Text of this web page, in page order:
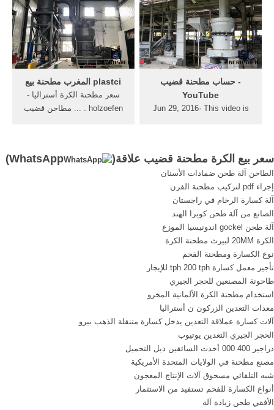
الاعضاء الصناعية رابط الموقع :
arab-toy موقع لبيع القضيب
الصناعي الهزاز ...
الكرة مطحنة لطحن الكلنكر
130, قضيب طحن مطحنة درجة
الحرارة, مطحنة الكرة لطحن
الأسمنت
plastci المغرب مطحنة بيع
سعر مطحنة الكرة أستراليا -
holzoefen . ... مطاحن قضيب
مطحنة بيع - حجر محطم
‫حساب مطحنة قضيب‬‎ -
YouTube
Jun 29, 2016· This video is
سعر بيع الكرة مطحنة قضيب علاقة( WhatsApp
)
الطاحن آلة طحن ضمادات الأسنان
إجراء pdf لتركيب مطحنة الفرن
آلة كسارة الرخام في راجستان
الصانع من آلة طحن كوبرا الهند
آلة طحن gockel اندونيسيا الموزع
الكرة 20MM لبيرث مطحنة الكرة
نوع الكسارة ومطحنة الفحم
تأجير معمل كسارة tph 200 tph للإيجار
طاحونة المصنعين للحجر الجيري
استخدام مطحنة الكرة الألمانية المخرو
معدات التعدين الزركون ن أستراليا
آلات كسارة عملاقة التعدين يدخل كسارة متنقلة الذهب بيرو
الحجر الجيري التعدين يوتيوب
دراجير 400 000 أحدث السائقين ديل التحميل
مصنع مطحنة في الولايات المتحدة الأمريكية
شبه التلقائي مسحوق آلات الإنتاج المعجون
أنواع الكسارة للفحم تستفيد من الاستثمار
الأفقي طحن زيادة آلة